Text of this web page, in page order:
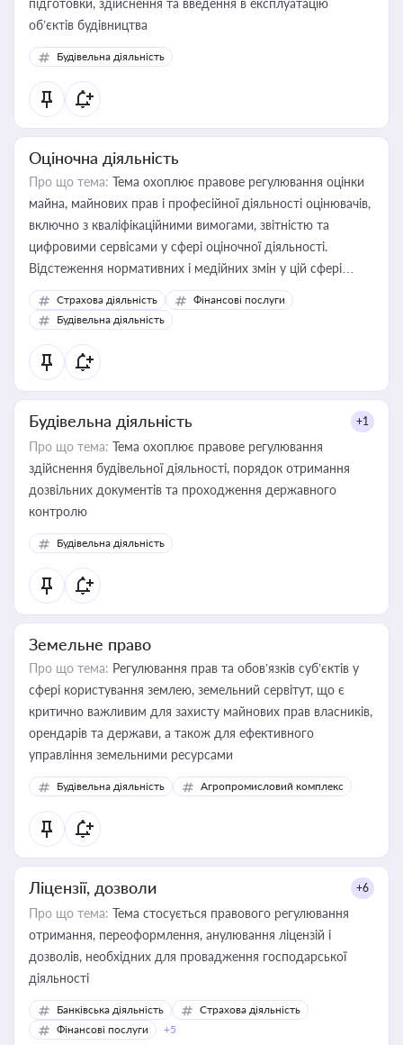
підготовки, здійснення та введення в експлуатацію
об’єктів будівництва
Будівельна діяльність
Оціночна діяльність
Про що тема: Тема охоплює правове регулювання оцінки
майна, майнових прав і професійної діяльності оцінювачів,
включно з кваліфікаційними вимогами, звітністю та
цифровими сервісами у сфері оціночної діяльності.
Відстеження нормативних і медійних змін у цій сфері
корисне для власника бізнесу, керівника, юриста або
бухгалтера під час оподаткування, приватизації, оренди
державного майна, корпоративних угод і перевірки
статусу суб'єктів оціночної діяльності
Страхова діяльність
Фінансові послуги
Будівельна діяльність
Будівельна діяльність +1
Про що тема: Тема охоплює правове регулювання
здійснення будівельної діяльності, порядок отримання
дозвільних документів та проходження державного
контролю
Будівельна діяльність
Земельне право
Про що тема: Регулювання прав та обов’язків суб’єктів у
сфері користування землею, земельний сервітут, що є
критично важливим для захисту майнових прав власників,
орендарів та держави, а також для ефективного
управління земельними ресурсами
Будівельна діяльність Агропромисловий комплекс
Ліцензії, дозволи +6
Про що тема: Тема стосується правового регулювання
отримання, переоформлення, анулювання ліцензій і
дозволів, необхідних для провадження господарської
діяльності
Банківська діяльність
Страхова діяльність
Фінансові послуги
+5